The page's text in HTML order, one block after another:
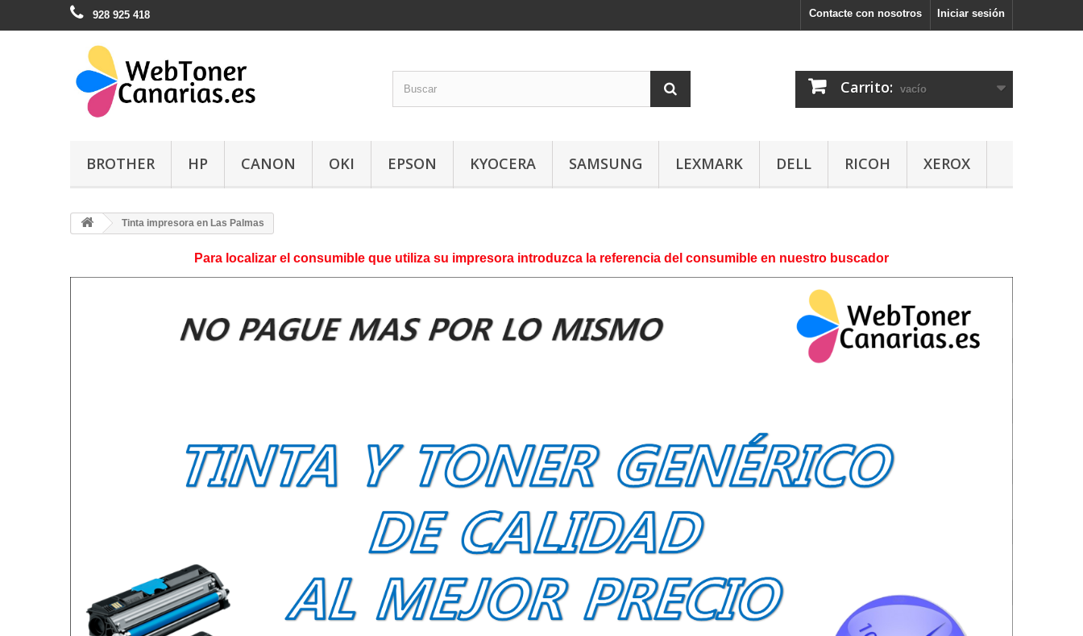
Iniciar sesión
Contacte con nosotros
928 925 418
Carrito: vacío
BROTHER HP CANON OKI EPSON KYOCERA SAMSUNG LEXMARK DELL RICOH XEROX
Tinta impresora en Las Palmas
Para localizar el consumible que utiliza su impresora introduzca la referencia del consumible en nuestro buscador